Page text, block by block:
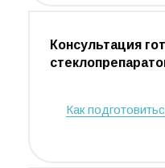
Консультация
Как